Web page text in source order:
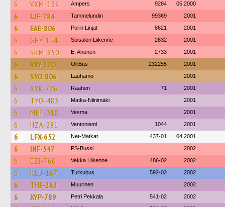
6 VXM-134 Ampers 9284 05.2000
6 LJF-784 Tammelundin 99369 2001
6 EAE-806 Porin Linjat 8621 2001
6 GHY-154 Soisalon Liikenne 2632 2001
6 SKM-850 E. Ahonen 2733 2001
6 RRY-120 OlliBus 232255 2001
6 SYO-806 Lauhamo 2001
6 XYK-726 Raahen 71 2001
6 TYO-483 Matka-Niinimäki 2001
6 MHF-318 Vesma 2001
6 HZA-281 Ventoniemi 1044 2001
6 LFX-652 Net-Matkat 437-01 04.2001
6 INF-547 PS-Bussi 2002
6 EZI-760 Vekka Liikenne 486-02 2002
6 KLU-167 Turkubus 592-02 2002
6 THF-262 Muurinen 2002
6 XYP-789 Petri Pekkala 541-02 2002